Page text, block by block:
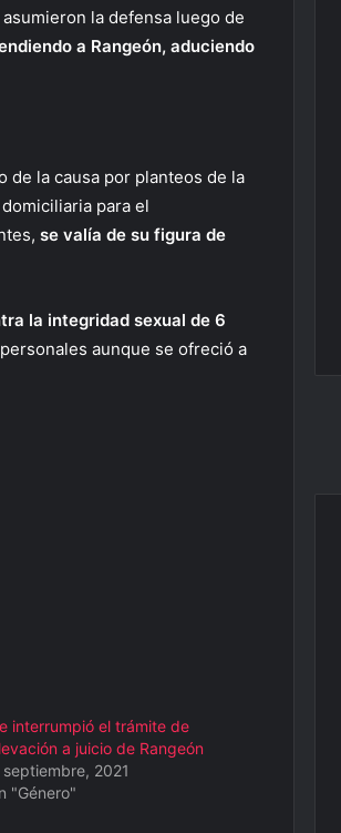
la defensa luego de
a Rangeón, aduciendo
la causa por planteos de la
para el
se valía de su figura de
la integridad sexual de 6
aunque se ofreció a
interrumpió el trámite de
a juicio de Rangeón
septiembre, 2021
"Género"